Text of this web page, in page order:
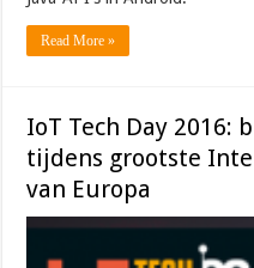
Read More »
IoT Tech Day 2016:
tijdens grootste
van Europa